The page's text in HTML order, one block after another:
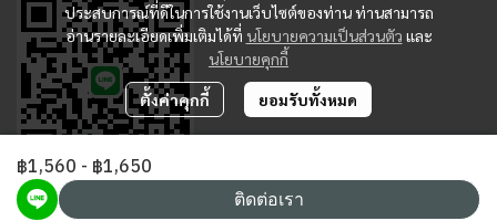
฿1,560 - ฿1,650
ติดต่อเรา
ประสบการณ์ที่ดีในการใช้งานเว็บไซต์ของท่าน ท่านสามารถ
อ่านรายละเอียดเพิ่มเติมได้ที่ นโยบายความเป็นส่วนตัว และ
นโยบายคุกกี้
ตั้งค่าคุกกี้ ยอมรับทั้งหมด